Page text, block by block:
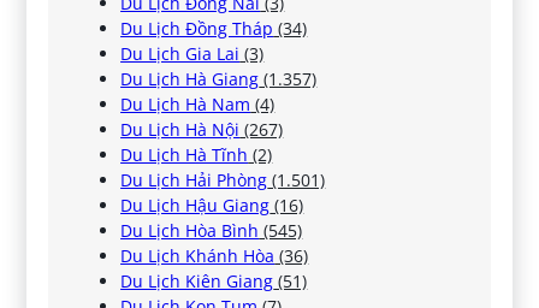
Du Lịch Đồng Tháp (34)
Du Lịch Gia Lai (3)
Du Lịch Hà Giang (1.357)
Du Lịch Hà Nam (4)
Du Lịch Hà Nội (267)
Du Lịch Hà Tĩnh (2)
Du Lịch Hải Phòng (1.501)
Du Lịch Hậu Giang (16)
Du Lịch Hòa Bình (545)
Du Lịch Khánh Hòa (36)
Du Lịch Kiên Giang (51)